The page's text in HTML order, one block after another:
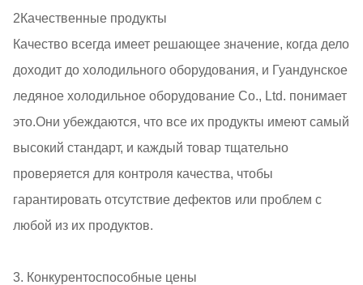
2Качественные продукты
Качество всегда имеет решающее значение, когда дело
доходит до холодильного оборудования, и Гуандунское
ледяное холодильное оборудование Co., Ltd. понимает
это.Они убеждаются, что все их продукты имеют самый
высокий стандарт, и каждый товар тщательно
проверяется для контроля качества, чтобы
гарантировать отсутствие дефектов или проблем с
любой из их продуктов.
3. Конкурентоспособные цены